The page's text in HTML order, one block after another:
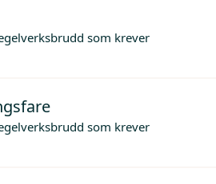
som krever
som krever